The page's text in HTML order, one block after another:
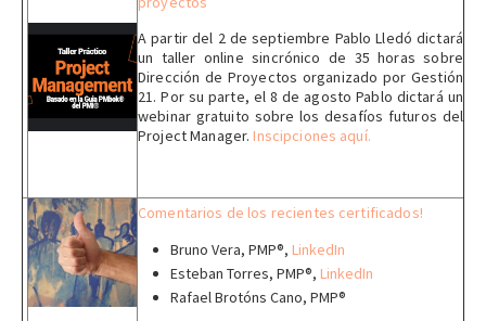
A partir del 2 de septiembre Pablo Lledó dictará
un taller online sincrónico de 35 horas sobre
Dirección de Proyectos organizado por Gestión
21. Por su parte, el 8 de agosto Pablo dictará un
webinar gratuito sobre los desafíos futuros del
Project Manager.Inscipciones aquí.
Comentarios de los recientes certificados!
Bruno Vera, PMP®, LinkedIn
Esteban Torres, PMP®, LinkedIn
Rafael Brotóns Cano, PMP®